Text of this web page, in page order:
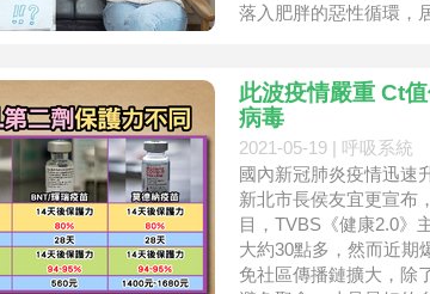
落入肥胖的惡性循環，
此波疫情嚴重 Ct
病毒
2021-05-19 | 呼吸系統
國內新冠肺炎疫情迅速
新北市長侯友宜更宣布
目，TVBS《健康2.0》
大約30點多，然而近期
免社區傳播鏈擴大，除